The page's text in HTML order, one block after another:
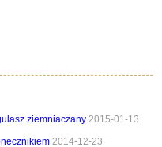
ziemniaczany 2015-01-13
2014-12-23